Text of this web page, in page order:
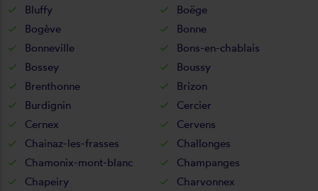
Bluffy
Boëge
Bogève
Bonne
Bonneville
Bons-en-chablais
Bossey
Boussy
Brenthonne
Brizon
Burdignin
Cercier
Cernex
Cervens
Chainaz-les-frasses
Challonges
Chamonix-mont-blanc
Champanges
Chapeiry
Charvonnex